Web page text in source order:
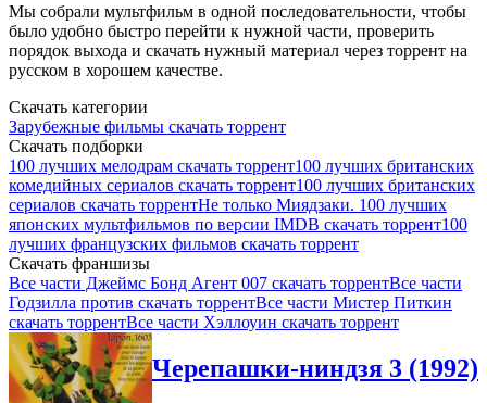
Мы собрали мультфильм в одной последовательности, чтобы
было удобно быстро перейти к нужной части, проверить
порядок выхода и скачать нужный материал через торрент на
русском в хорошем качестве.
Скачать категории
Зарубежные фильмы скачать торрент
Скачать подборки
100 лучших мелодрам скачать торрент100 лучших британских
комедийных сериалов скачать торрент100 лучших британских
сериалов скачать торрентНе только Миядзаки. 100 лучших
японских мультфильмов по версии IMDB скачать торрент100
лучших французских фильмов скачать торрент
Скачать франшизы
Все части Джеймс Бонд Агент 007 скачать торрентВсе части
Годзилла против скачать торрентВсе части Мистер Питкин
скачать торрентВсе части Хэллоуин скачать торрент
Черепашки-ниндзя 3 (1992)